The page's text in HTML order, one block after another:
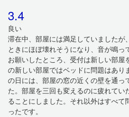
3.4
良い
滞在中、部屋には満足していましたが
ときにほぼ壊れそうになり、音が鳴っ
お願いしたところ、受付は新しい部屋
の新しい部屋ではベッドに問題はあり
の日には、部屋の窓の近くの壁を通っ
た。部屋を三回も変えるのに疲れてい
ることにしました。それ以外はすべて
ったです。